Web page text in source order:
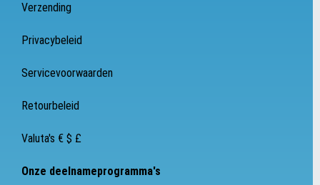
Verzending
Privacybeleid
Servicevoorwaarden
Retourbeleid
Valuta's € $ £
Onze deelnameprogramma's